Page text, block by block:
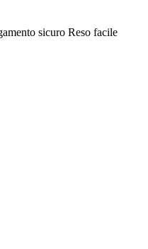
sicuro Reso facile